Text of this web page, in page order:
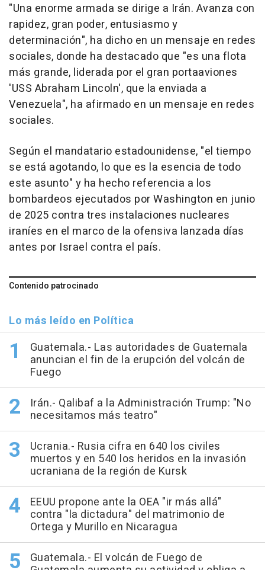
"Una enorme armada se dirige a Irán. Avanza con
rapidez, gran poder, entusiasmo y
determinación", ha dicho en un mensaje en redes
sociales, donde ha destacado que "es una flota
más grande, liderada por el gran portaaviones
'USS Abraham Lincoln', que la enviada a
Venezuela", ha afirmado en un mensaje en redes
sociales.
Según el mandatario estadounidense, "el tiempo
se está agotando, lo que es la esencia de todo
este asunto" y ha hecho referencia a los
bombardeos ejecutados por Washington en junio
de 2025 contra tres instalaciones nucleares
iraníes en el marco de la ofensiva lanzada días
antes por Israel contra el país.
Contenido patrocinado
Lo más leído en Política
Guatemala.- Las autoridades de Guatemala
anuncian el fin de la erupción del volcán de
Fuego
Irán.- Qalibaf a la Administración Trump: "No
necesitamos más teatro"
Ucrania.- Rusia cifra en 640 los civiles
muertos y en 540 los heridos en la invasión
ucraniana de la región de Kursk
EEUU propone ante la OEA "ir más allá"
contra "la dictadura" del matrimonio de
Ortega y Murillo en Nicaragua
Guatemala.- El volcán de Fuego de